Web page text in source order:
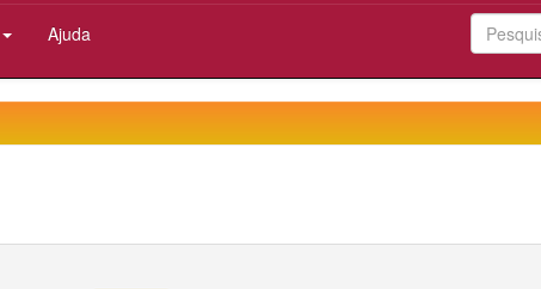
Ajuda